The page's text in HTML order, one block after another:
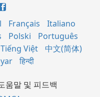
Français
Italiano
Polski
Português
Tiếng Việt
中文(简体)
हिन्दी
움말 및 피드백